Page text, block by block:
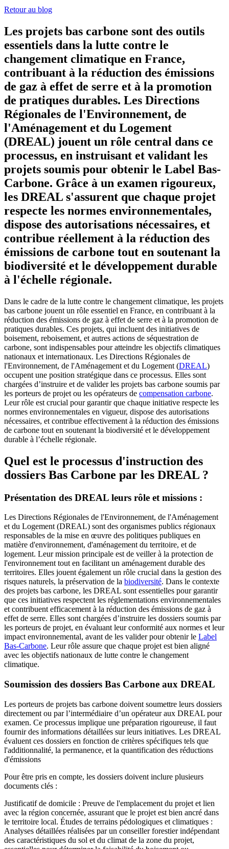
Retour au blog
Les projets bas carbone sont des outils
essentiels dans la lutte contre le
changement climatique en France,
contribuant à la réduction des émissions
de gaz à effet de serre et à la promotion
de pratiques durables. Les Directions
Régionales de l'Environnement, de
l'Aménagement et du Logement
(DREAL) jouent un rôle central dans ce
processus, en instruisant et validant les
projets soumis pour obtenir le Label Bas-
Carbone. Grâce à un examen rigoureux,
les DREAL s'assurent que chaque projet
respecte les normes environnementales,
dispose des autorisations nécessaires, et
contribue réellement à la réduction des
émissions de carbone tout en soutenant la
biodiversité et le développement durable
à l'échelle régionale.
Dans le cadre de la lutte contre le changement climatique, les projets
bas carbone jouent un rôle essentiel en France, en contribuant à la
réduction des émissions de gaz à effet de serre et à la promotion de
pratiques durables. Ces projets, qui incluent des initiatives de
boisement, reboisement, et autres actions de séquestration de
carbone, sont indispensables pour atteindre les objectifs climatiques
nationaux et internationaux. Les Directions Régionales de
l'Environnement, de l'Aménagement et du Logement (DREAL)
occupent une position stratégique dans ce processus. Elles sont
chargées d’instruire et de valider les projets bas carbone soumis par
les porteurs de projet ou les opérateurs de compensation carbone.
Leur rôle est crucial pour garantir que chaque initiative respecte les
normes environnementales en vigueur, dispose des autorisations
nécessaires, et contribue effectivement à la réduction des émissions
de carbone tout en soutenant la biodiversité et le développement
durable à l’échelle régionale.
Quel est le processus d'instruction des
dossiers Bas Carbone par les DREAL ?
Présentation des DREAL leurs rôle et missions :
Les Directions Régionales de l'Environnement, de l'Aménagement
et du Logement (DREAL) sont des organismes publics régionaux
responsables de la mise en œuvre des politiques publiques en
matière d'environnement, d'aménagement du territoire, et de
logement. Leur mission principale est de veiller à la protection de
l'environnement tout en facilitant un aménagement durable des
territoires. Elles jouent également un rôle crucial dans la gestion des
risques naturels, la préservation de la biodiversité. Dans le contexte
des projets bas carbone, les DREAL sont essentielles pour garantir
que ces initiatives respectent les réglementations environnementales
et contribuent efficacement à la réduction des émissions de gaz à
effet de serre. Elles sont chargées d’instruire les dossiers soumis par
les porteurs de projet, en évaluant leur conformité aux normes et leur
impact environnemental, avant de les valider pour obtenir le Label
Bas-Carbone. Leur rôle assure que chaque projet est bien aligné
avec les objectifs nationaux de lutte contre le changement
climatique.
Soumission des dossiers Bas Carbone aux DREAL
Les porteurs de projets bas carbone doivent soumettre leurs dossiers
directement ou par l’intermédiaire d’un opérateur aux DREAL pour
examen. Ce processus implique une préparation rigoureuse, il faut
fournir des informations détaillées sur leurs initiatives. Les DREAL
évaluent ces dossiers en fonction de critères spécifiques tels que
l'additionnalité, la permanence, et la quantification des réductions
d'émissions
Pour être pris en compte, les dossiers doivent inclure plusieurs
documents clés :
Justificatif de domicile : Preuve de l'emplacement du projet et lien
avec la région concernée, assurant que le projet est bien ancré dans
le territoire local. Études de terrains pédologiques et climatiques :
Analyses détaillées réalisées par un conseiller forestier indépendant
des caractéristiques du sol et du climat de la zone du projet,